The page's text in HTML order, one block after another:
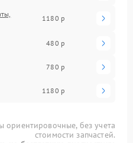
1180 р
480 р
780 р
1180 р
ориентировочные, без учета
стоимости запчастей.